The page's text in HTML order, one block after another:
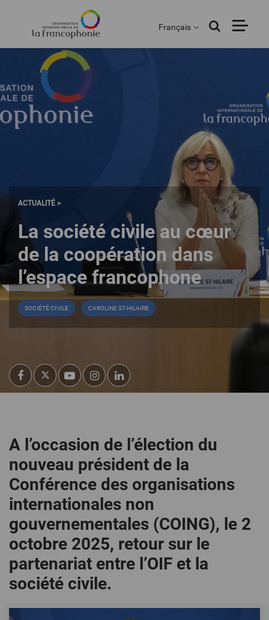
principal
Français
ACTUALITÉ >
La société civile au cœur
de la coopération dans
l’espace francophone
SOCIÉTÉ CIVILE CAROLINE ST-HILAIRE
A l’occasion de l’élection du
nouveau président de la
Conférence des organisations
internationales non
gouvernementales (COING), le 2
octobre 2025, retour sur le
partenariat entre l’OIF et la
société civile.